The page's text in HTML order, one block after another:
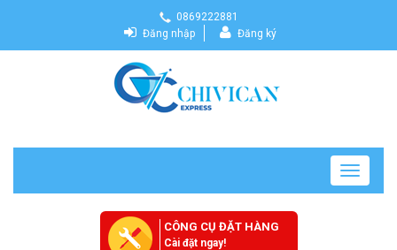
0869222881
Đăng nhập
Đăng ký
Toggle
CÔNG CỤ ĐẶT HÀNG
Cài đặt ngay!